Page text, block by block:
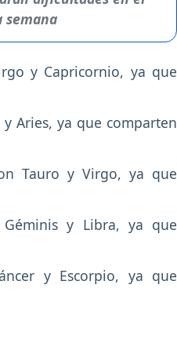
semana
y Capricornio, ya que
Aries, ya que comparten
Tauro y Virgo, ya que
y Libra, ya que
y Escorpio, ya que